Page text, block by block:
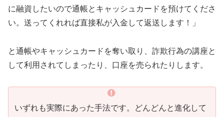
に融資したいので通帳とキャッシュカードを預けてくださ
い。送ってくれれば直接私が入金して返送します！」
と通帳やキャッシュカードを奪い取り、詐欺行為の講座と
して利用されてしまったり、口座を売られたりします。
いずれも実際にあった手法です。どんどんと進化して